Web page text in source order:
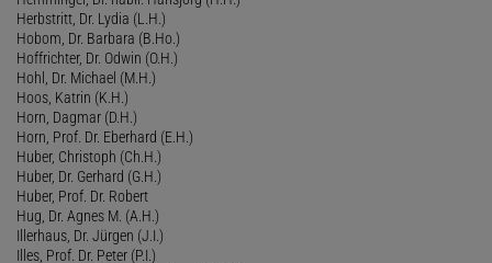
Herbstritt, Dr. Lydia (L.H.)
Hobom, Dr. Barbara (B.Ho.)
Hoffrichter, Dr. Odwin (O.H.)
Hohl, Dr. Michael (M.H.)
Hoos, Katrin (K.H.)
Horn, Dagmar (D.H.)
Horn, Prof. Dr. Eberhard (E.H.)
Huber, Christoph (Ch.H.)
Huber, Dr. Gerhard (G.H.)
Huber, Prof. Dr. Robert
Hug, Dr. Agnes M. (A.H.)
Illerhaus, Dr. Jürgen (J.I.)
Illes, Prof. Dr. Peter (P.I.)